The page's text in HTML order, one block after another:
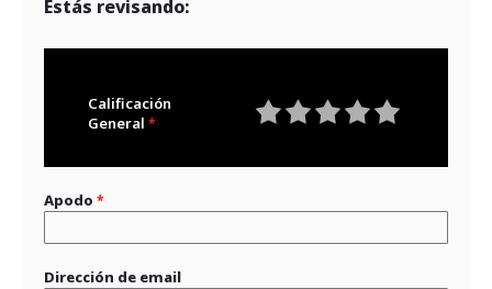
Estás revisando:
Calificación
General
Apodo
Dirección de email